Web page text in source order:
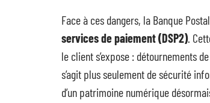
Face à ces dangers, la Banque
services de paiement (DSP2).
le client s’expose : détournements
s’agit plus seulement de sécurité
d’un patrimoine numérique